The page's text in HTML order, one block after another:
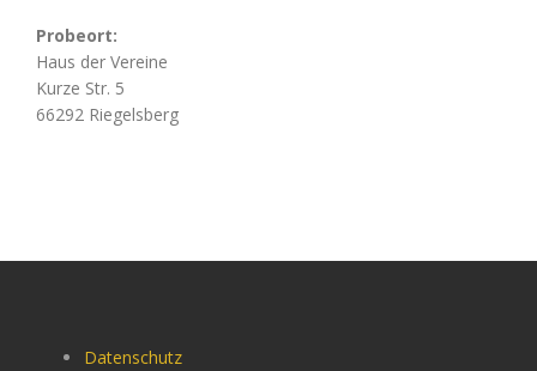
Probeort:
Haus der Vereine
Kurze Str. 5
66292 Riegelsberg
Datenschutz